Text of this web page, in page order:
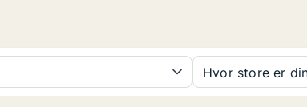
Hvor store er